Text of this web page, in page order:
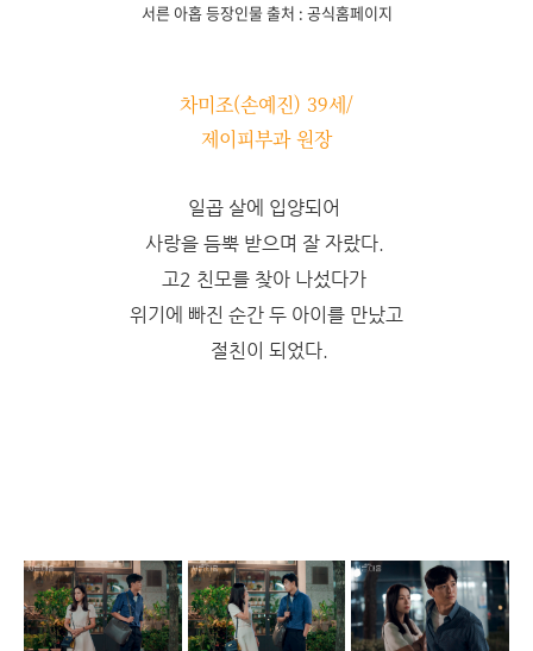
서른 아홉 등장인물 출처 : 공식홈페이지
차미조(손예진) 39세/
제이피부과 원장
일곱 살에 입양되어
사랑을 듬뿍 받으며 잘 자랐다.
고2 친모를 찾아 나섰다가
위기에 빠진 순간 두 아이를 만났고
절친이 되었다.